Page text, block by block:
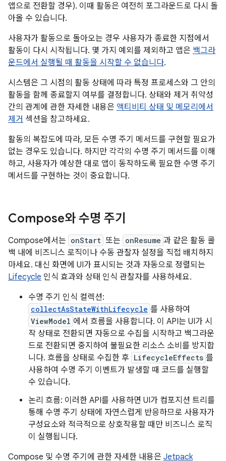
앱으로 전환할 경우). 이때 활동은 여전히 포그라운드로 다시 돌
아올 수 있습니다.
사용자가 활동으로 돌아오는 경우 사용자가 종료한 지점에서
활동이 다시 시작됩니다. 몇 가지 예외를 제외하고 앱은 백그라
운드에서 실행될 때 활동을 시작할 수 없습니다.
시스템은 그 시점의 활동 상태에 따라 특정 프로세스와 그 안의
활동을 함께 종료할지 여부를 결정합니다. 상태와 제거 취약성
간의 관계에 관한 자세한 내용은 액티비티 상태 및 메모리에서
제거 섹션을 참고하세요.
활동의 복잡도에 따라, 모든 수명 주기 메서드를 구현할 필요가
없는 경우도 있습니다. 하지만 각각의 수명 주기 메서드를 이해
하고, 사용자가 예상한 대로 앱이 동작하도록 필요한 수명 주기
메서드를 구현하는 것이 중요합니다.
Compose와 수명 주기
Compose에서는 onStart 또는 onResume 과 같은 활동 콜
백 내에 비즈니스 로직이나 수동 관찰자 설정을 직접 배치하지
마세요. 대신 화면에 UI가 표시되는 것과 자동으로 정렬되는
Lifecycle 인식 효과와 상태 인식 관찰자를 사용하세요.
수명 주기 인식 컬렉션:
collectAsStateWithLifecycle 를 사용하여
ViewModel 에서 흐름을 사용합니다. 이 API는 UI가 시
작 상태로 전환되면 자동으로 수집을 시작하고 백그라운
드로 전환되면 중지하여 불필요한 리소스 소비를 방지합
니다. 흐름을 상태로 수집한 후 LifecycleEffects 를
사용하여 수명 주기 이벤트가 발생할 때 코드를 실행할
수 있습니다.
논리 흐름: 이러한 API를 사용하면 UI가 컴포지션 트리를
통해 수명 주기 상태에 자연스럽게 반응하므로 사용자가
구성요소와 적극적으로 상호작용할 때만 비즈니스 로직
이 실행됩니다.
Compose 및 수명 주기에 관한 자세한 내용은 Jetpack